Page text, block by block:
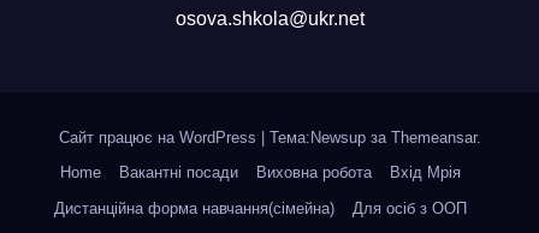
osova.shkola@ukr.net
Сайт працює на WordPress Тема:Newsup за Themeansar.
Home
Вакантні посади Виховна робота
Вхід Мрія
Дистанційна форма навчання(сімейна)
Для осіб з ООП